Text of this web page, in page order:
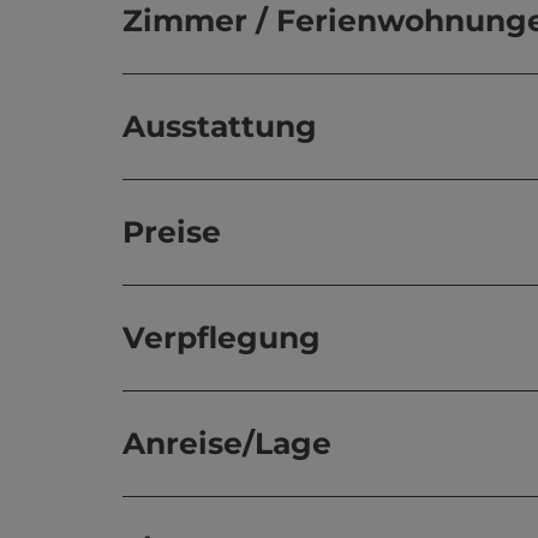
Zimmer /
Ausstattung
Preise
Verpflegung
Anreise/Lage